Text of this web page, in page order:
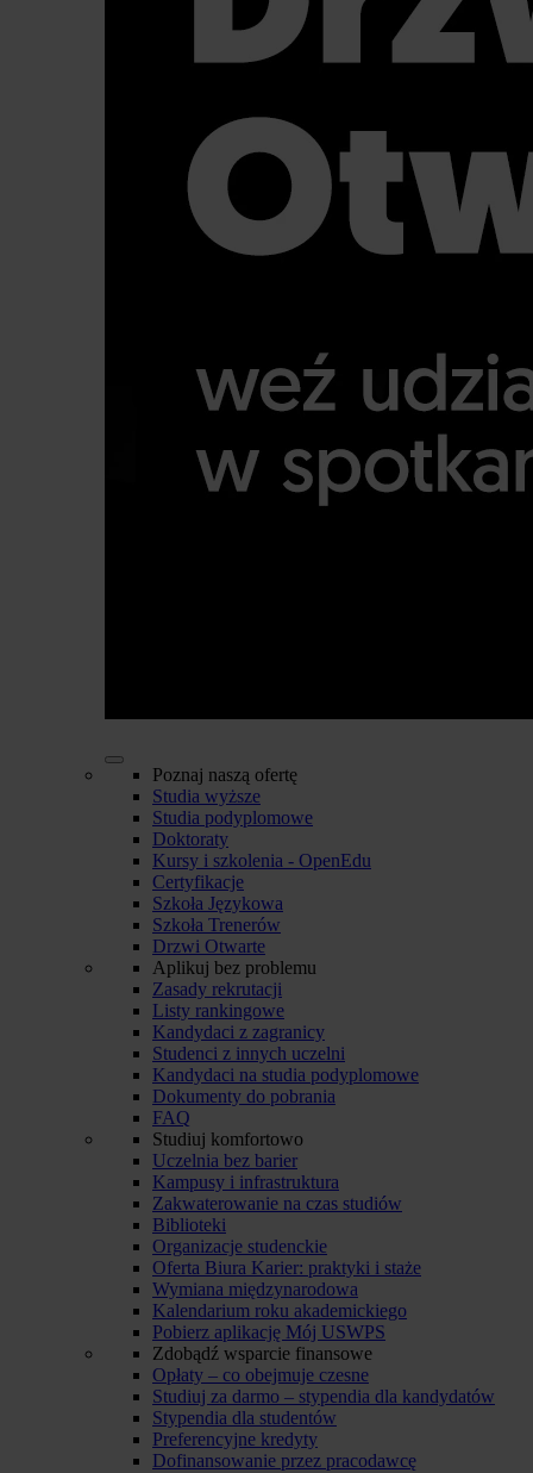
Poznaj naszą ofertę
Studia wyższe
Studia podyplomowe
Doktoraty
Kursy i szkolenia - OpenEdu
Certyfikacje
Szkoła Językowa
Szkoła Trenerów
Drzwi Otwarte
Aplikuj bez problemu
Zasady rekrutacji
Listy rankingowe
Kandydaci z zagranicy
Studenci z innych uczelni
Kandydaci na studia podyplomowe
Dokumenty do pobrania
FAQ
Studiuj komfortowo
Uczelnia bez barier
Kampusy i infrastruktura
Zakwaterowanie na czas studiów
Biblioteki
Organizacje studenckie
Oferta Biura Karier: praktyki i staże
Wymiana międzynarodowa
Kalendarium roku akademickiego
Pobierz aplikację Mój USWPS
Zdobądź wsparcie finansowe
Opłaty – co obejmuje czesne
Studiuj za darmo – stypendia dla kandydatów
Stypendia dla studentów
Preferencyjne kredyty
Dofinansowanie przez pracodawcę